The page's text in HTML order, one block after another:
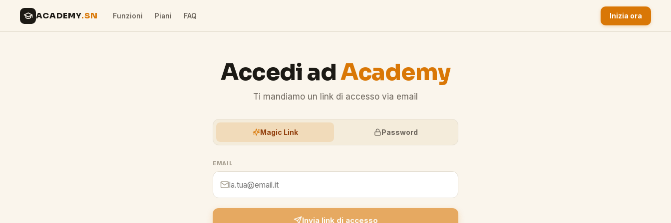
ACADEMY.SN Funzioni Piani FAQ Inizia ora
Accedi adAcademy
Ti mandiamo un link di accesso via email
Magic Link Password
EMAIL
Invia link di accesso